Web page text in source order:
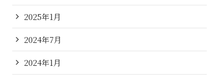
2025年1月
2024年7月
2024年1月